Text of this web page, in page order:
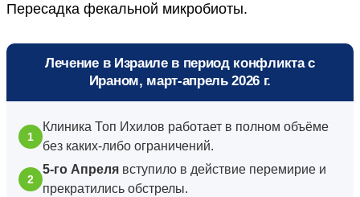
Пересадка фекальной микробиоты.
Лечение в Израиле в период конфликта с
Ираном, март-апрель 2026 г.
Клиника Топ Ихилов работает в полном объёме
без каких-либо ограничений.
5-го Апреля вступило в действие перемирие и
прекратились обстрелы.